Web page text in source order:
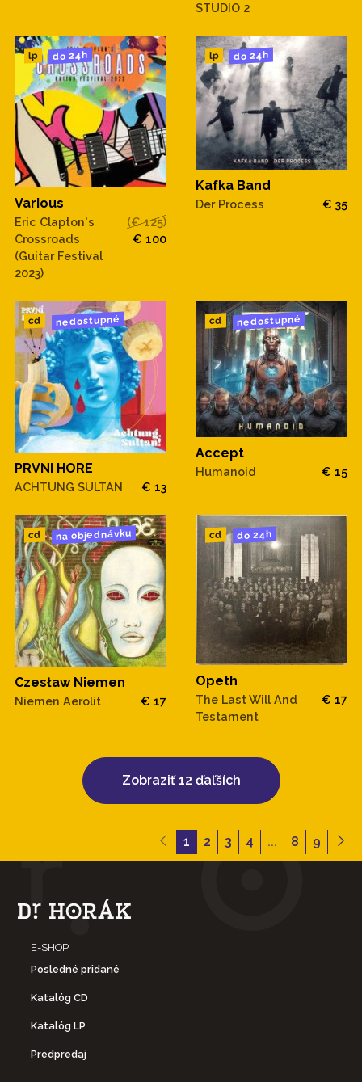
STUDIO 2
lp do 24h
Various
Eric Clapton's
Crossroads
(Guitar Festival
2023)
(€ 125)
€ 100
lp do 24h
Kafka Band
Der Process € 35
cd nedostupné
PRVNI HORE
ACHTUNG SULTAN € 13
cd nedostupné
Accept
Humanoid € 15
cd na objednávku
Czesław Niemen
Niemen Aerolit € 17
cd do 24h
Opeth
The Last Will And
Testament
€ 17
Zobraziť 12 ďaľších
1 2 3 4 ... 8 9
E-SHOP
Posledné pridané
Katalóg CD
Katalóg LP
Predpredaj